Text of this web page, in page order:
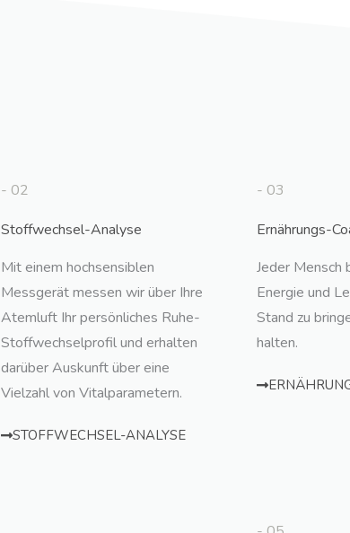
- 02
Stoffwechsel-Analyse
Mit einem hochsensiblen
Messgerät messen wir über Ihre
Atemluft Ihr persönliches Ruhe-
Stoffwechselprofil und erhalten
darüber Auskunft über eine
Vielzahl von Vitalparametern.
STOFFWECHSEL-ANALYSE
- 03
Ernährungs-
Jeder Mensch
Energie und
Stand zu
halten.